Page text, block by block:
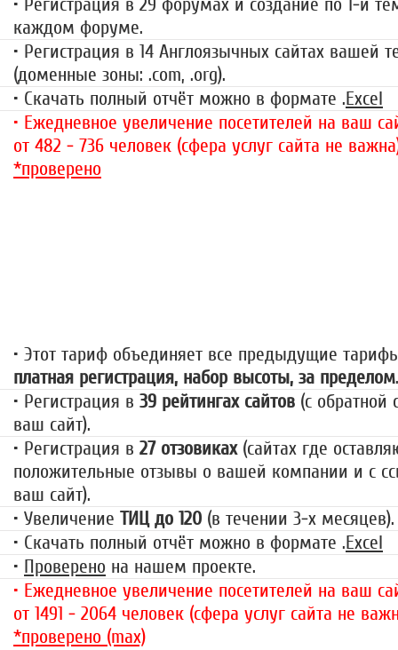
• Регистрация в 29 форумах и создание по 1-й
каждом форуме.
• Регистрация в 14 Англоязычных сайтах вашей
(доменные зоны: .com, .org).
• Скачать полный отчёт можно в формате .Excel
• Ежедневное увеличение посетителей на ваш
от 482 - 736 человек (сфера услуг сайта не
*проверено
• Этот тариф объединяет все предыдущие
платная регистрация, набор высоты, за пределом.
• Регистрация в 39 рейтингах сайтов (с обратной
ваш сайт).
• Регистрация в 27 отзовиках(сайтах где
положительные отзывы о вашей компании и с
ваш сайт).
• Увеличение ТИЦ до 120 (в течении 3-х месяцев).
• Скачать полный отчёт можно в формате .Excel
• Проверено на нашем проекте.
• Ежедневное увеличение посетителей на ваш
от 1491 - 2064 человек (сфера услуг сайта не
*проверено (max)